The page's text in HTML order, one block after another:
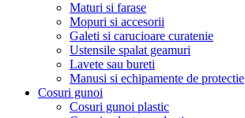
Maturi si farase
Mopuri si accesorii
Galeti si carucioare curatenie
Ustensile spalat geamuri
Lavete sau bureti
Manusi si echipamente de protectie
Cosuri gunoi
Cosuri gunoi plastic